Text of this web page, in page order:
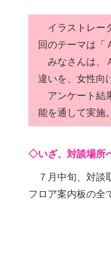
イラストレー
回のテーマは「
みなさんは、
違いを、女性向
アンケート結
能を通して実施
◇いざ、対談場所
７月中旬、対談
フロア案内板の全